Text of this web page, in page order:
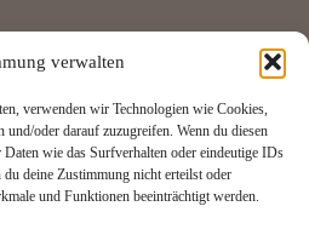
verwalten
verwenden wir Technologien wie Cookies,
und/oder darauf zuzugreifen. Wenn du diesen
wie das Surfverhalten oder eindeutige IDs
du deine Zustimmung nicht erteilst oder
und Funktionen beeinträchtigt werden.
Richtlinie